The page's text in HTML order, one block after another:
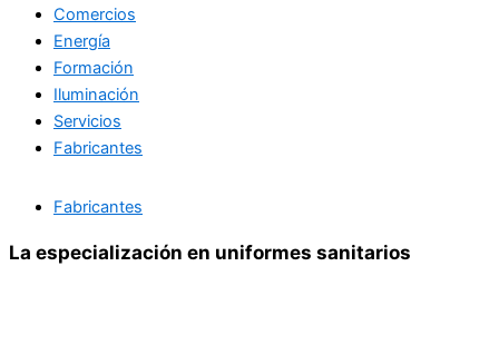
Comercios
Energía
Formación
Iluminación
Servicios
Fabricantes
Fabricantes
La especialización en uniformes sanitarios